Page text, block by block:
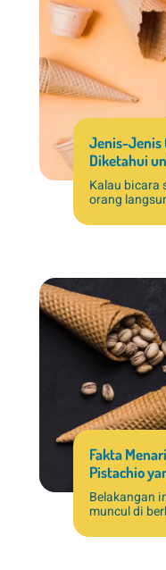
Jenis-Jenis
Diketahui
Kalau bicara
orang
Fakta
Pistachio
Pelanggan
Belakangan
muncul di